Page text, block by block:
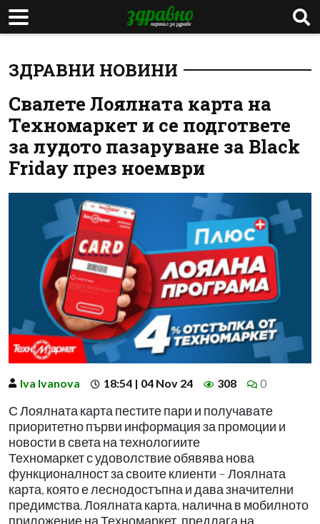
ЗДРАВНИ НОВИНИ
Свалете Лоялната карта на
Техномаркет и се подгответе
за лудото пазаруване за Black
Friday през ноември
Iva Ivanova 18:54 | 04 Nov 24 308 0
С Лоялната карта пестите пари и получавате
приоритетно първи информация за промоции и
новости в света на технологиите
Техномаркет с удоволствие обявява нова
функционалност за своите клиенти – Лоялната
карта, която е леснодостъпна и дава значителни
предимства. Лоялната карта, налична в мобилното
приложение на Техномаркет, предлага на